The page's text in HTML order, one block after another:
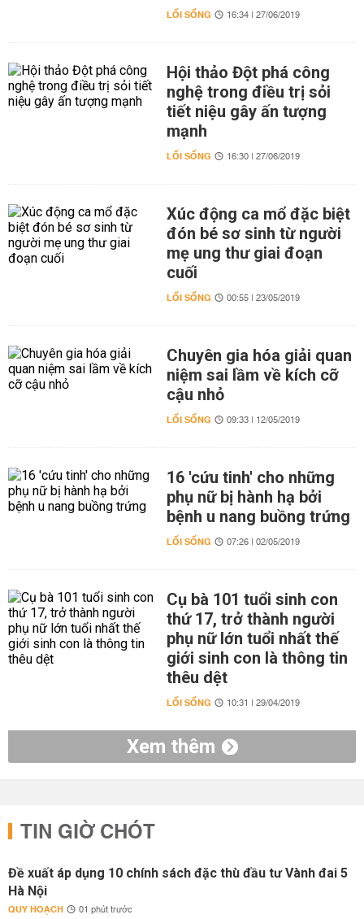
LỐI SỐNG 16:34 | 27/06/2019
Hội thảo Đột phá công
nghệ trong điều trị sỏi
tiết niệu gây ấn tượng
mạnh
LỐI SỐNG 16:30 | 27/06/2019
Xúc động ca mổ đặc biệt
đón bé sơ sinh từ người
mẹ ung thư giai đoạn
cuối
LỐI SỐNG 00:55 | 23/05/2019
Chuyên gia hóa giải quan
niệm sai lầm về kích cỡ
cậu nhỏ
LỐI SỐNG 09:33 | 12/05/2019
16 'cứu tinh' cho những
phụ nữ bị hành hạ bởi
bệnh u nang buồng trứng
LỐI SỐNG 07:26 | 02/05/2019
Cụ bà 101 tuổi sinh con
thứ 17, trở thành người
phụ nữ lớn tuổi nhất thế
giới sinh con là thông tin
thêu dệt
LỐI SỐNG 10:31 | 29/04/2019
Xem thêm
TIN GIỜ CHÓT
Đề xuất áp dụng 10 chính sách đặc thù đầu tư Vành đai 5
Hà Nội
QUY HOẠCH 01 phút trước